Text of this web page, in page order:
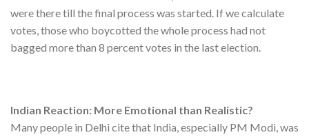
were there till the final process was started. If we calculate
votes, those who boycotted the whole process had not
bagged more than 8 percent votes in the last election.
Indian Reaction: More Emotional than Realistic?
Many people in Delhi cite that India, especially PM Modi, was